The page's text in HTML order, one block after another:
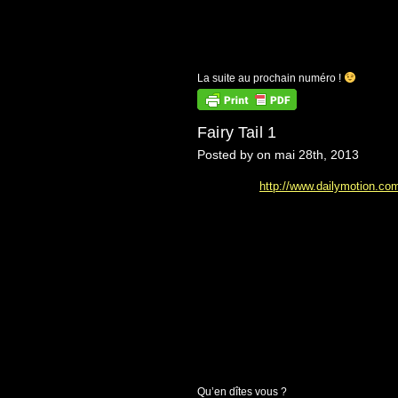
La suite au prochain numéro !
Fairy Tail 1
Posted by on mai 28th, 2013
http://
Qu’en dîtes vous ?